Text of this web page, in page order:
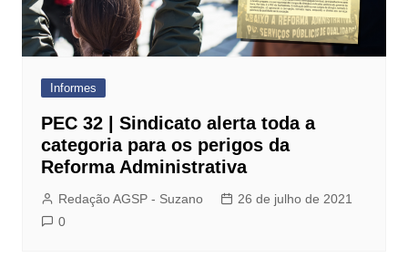
Informes
PEC 32 | Sindicato alerta toda a
categoria para os perigos da
Reforma Administrativa
Redação AGSP - Suzano
26 de julho de 2021
0